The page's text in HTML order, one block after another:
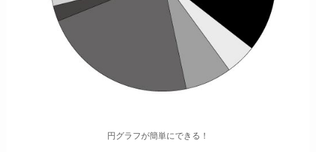
円グラフが簡単にできる！